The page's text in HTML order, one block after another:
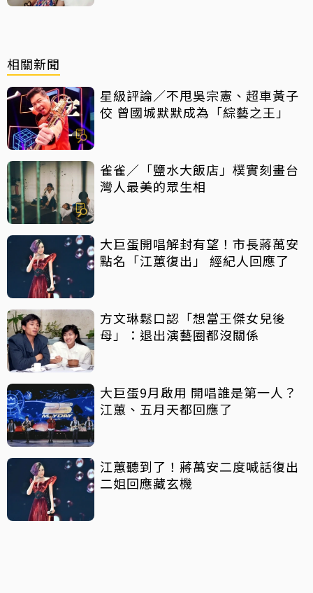
相關新聞
星級評論／不甩吳宗憲、超車黃子
佼 曾國城默默成為「綜藝之王」
雀雀／「鹽水大飯店」樸實刻畫台
灣人最美的眾生相
大巨蛋開唱解封有望！市長蔣萬安
點名「江蕙復出」 經紀人回應了
方文琳鬆口認「想當王傑女兒後
母」：退出演藝圈都沒關係
大巨蛋9月啟用 開唱誰是第一人？
江蕙、五月天都回應了
江蕙聽到了！蔣萬安二度喊話復出
二姐回應藏玄機